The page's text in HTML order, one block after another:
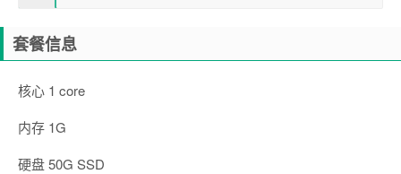
套餐信息
核心 1 core
内存 1G
硬盘 50G SSD